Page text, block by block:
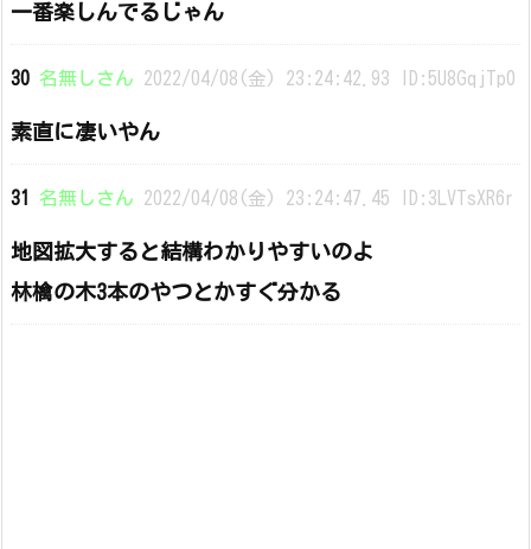
一番楽しんでるじゃん
30 名無しさん 2022/04/08(金) 23:24:42.93 ID:5U8GqjTp0
素直に凄いやん
31 名無しさん 2022/04/08(金) 23:24:47.45 ID:3LVTsXR6r
地図拡大すると結構わかりやすいのよ
林檎の木3本のやつとかすぐ分かる